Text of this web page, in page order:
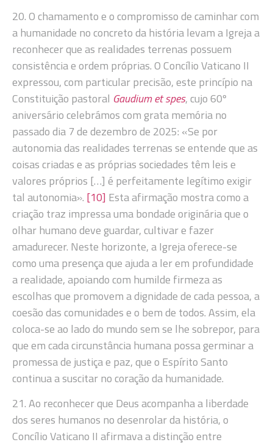
20. O chamamento e o compromisso de caminhar com
a humanidade no concreto da história levam a Igreja a
reconhecer que as realidades terrenas possuem
consistência e ordem próprias. O Concílio Vaticano II
expressou, com particular precisão, este princípio na
Constituição pastoral Gaudium et spes, cujo 60º
aniversário celebrámos com grata memória no
passado dia 7 de dezembro de 2025: «Se por
autonomia das realidades terrenas se entende que as
coisas criadas e as próprias sociedades têm leis e
valores próprios […] é perfeitamente legítimo exigir
tal autonomia». [10] Esta afirmação mostra como a
criação traz impressa uma bondade originária que o
olhar humano deve guardar, cultivar e fazer
amadurecer. Neste horizonte, a Igreja oferece-se
como uma presença que ajuda a ler em profundidade
a realidade, apoiando com humilde firmeza as
escolhas que promovem a dignidade de cada pessoa, a
coesão das comunidades e o bem de todos. Assim, ela
coloca-se ao lado do mundo sem se lhe sobrepor, para
que em cada circunstância humana possa germinar a
promessa de justiça e paz, que o Espírito Santo
continua a suscitar no coração da humanidade.
21. Ao reconhecer que Deus acompanha a liberdade
dos seres humanos no desenrolar da história, o
Concílio Vaticano II afirmava a distinção entre